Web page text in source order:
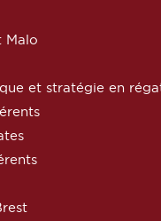
Malo
et stratégie en